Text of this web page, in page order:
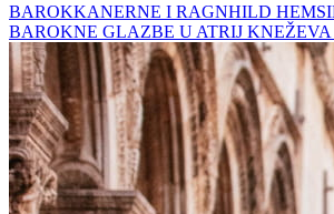
BAROKKANERNE I RAGNHILD
BAROKNE GLAZBE U ATRIJ